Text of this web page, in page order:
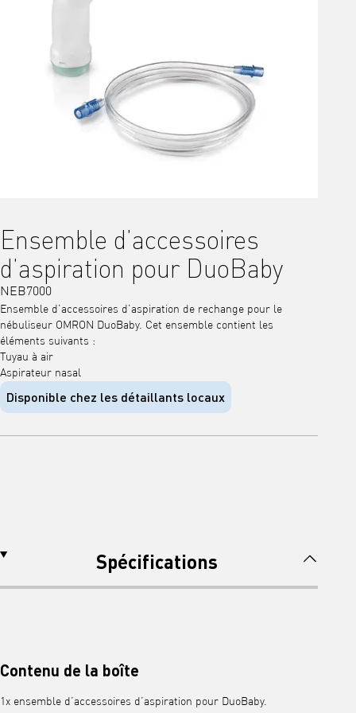
Ensemble d’accessoires
d’aspiration pour DuoBaby
NEB7000
Ensemble d’accessoires d’aspiration de rechange pour le
nébuliseur OMRON DuoBaby. Cet ensemble contient les
éléments suivants :
Tuyau à air
Aspirateur nasal
Disponible chez les détaillants locaux
Spécifications
Contenu de la boîte
1x ensemble d’accessoires d’aspiration pour DuoBaby.